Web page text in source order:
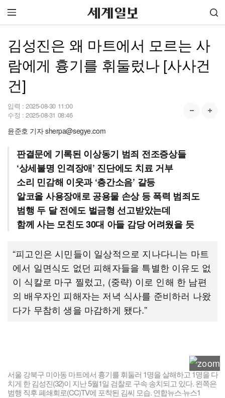
김성진은 왜 마트에서 모르는 사
람에게 흉기를 휘둘렀나 [사사건
건]
입력 : 2025-08-30 11:00
수정 : 2025-08-31 08:46
윤준호 기자 sherpa@segye.com
판결문에 기록된 이상동기 범죄 전조증상들
‘상세불명 인격장애’ 진단에도 치료 거부
소리 민감해 이웃과 ‘층간소음’ 갈등
알코올 사용장애로 공용물 손상 등 폭력 범죄도
범행 두 달 전에도 벌금형 선고받았는데
함께 사는 모친도 30대 아들 감당 어려웠을 듯
“피고인은 시민들이 일상적으로 지나다니는 마트
에서 일면식도 없던 피해자들을 특별한 이유도 없
이 식칼로 마구 찔렀고, (중략) 이로 인해 한 남편
의 배우자인 피해자는 저녁 식사를 준비하러 나왔
다가 무참히 생을 마감하게 됐다.”
서울 강북구 미아동 마트에서 흉기를 휘둘러 1명을 살해하고 1명을 다
치게 한 김성진(32)이 지난 5월1일 검찰로 구속 송치되고 있다. 왼쪽은
범행 직후 폐쇄회로(CC)TV에 포착된 김씨 모습. 연합뉴스·뉴스1